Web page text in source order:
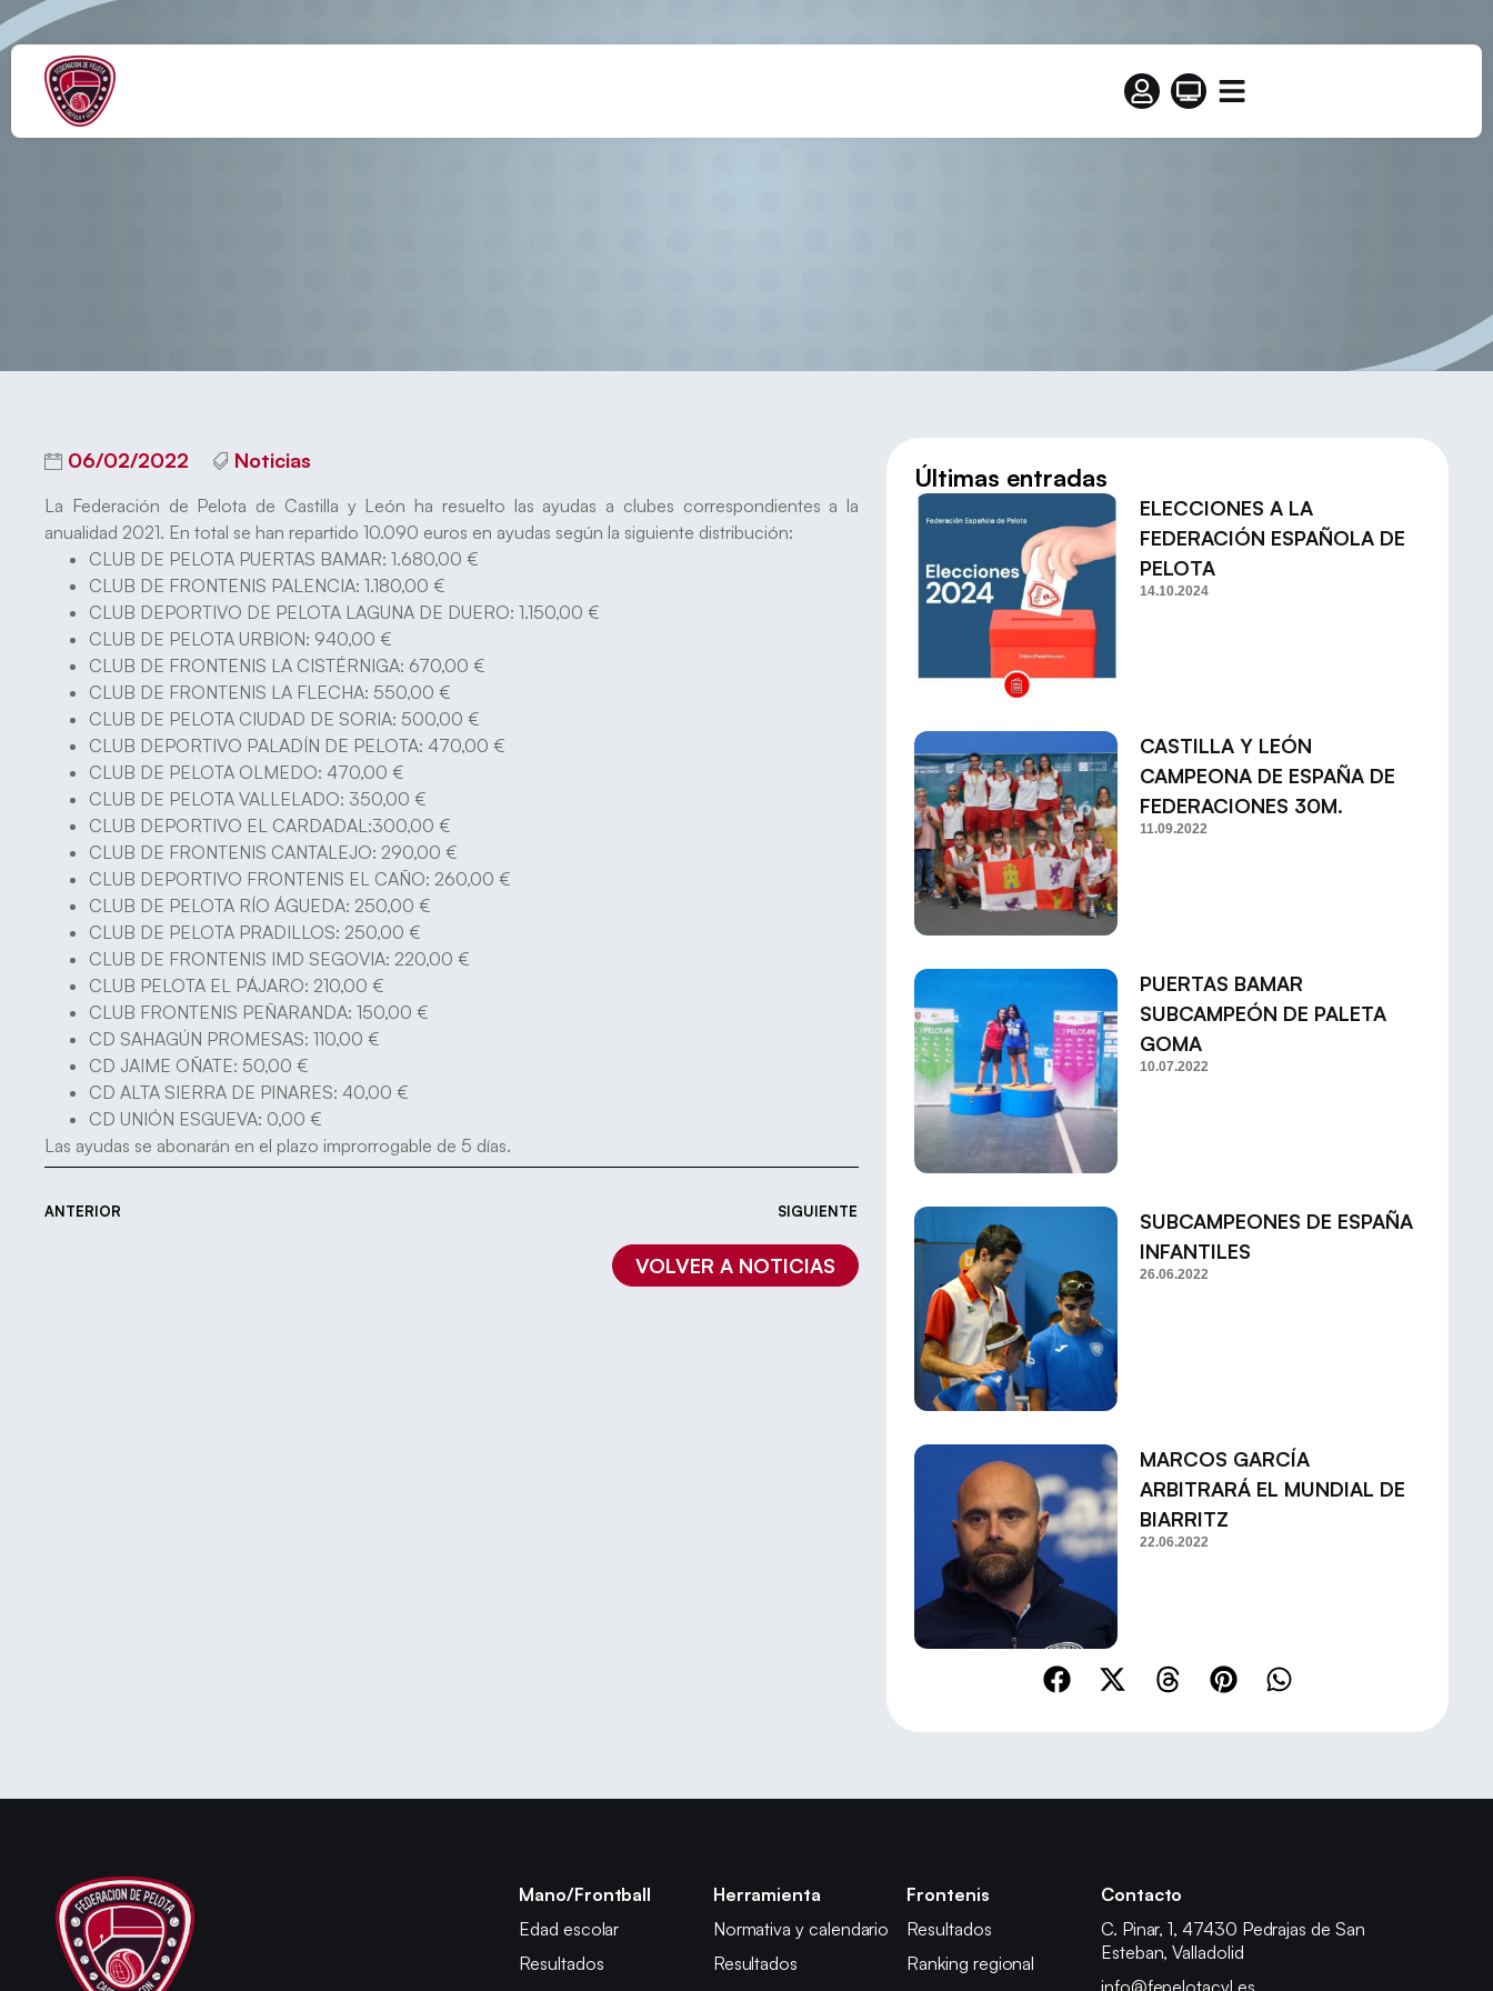
06/02/2022 Noticias
La Federación de Pelota de Castilla y León ha resuelto las ayudas a clubes correspondientes a la
anualidad 2021. En total se han repartido 10.090 euros en ayudas según la siguiente distribución:
CLUB DE PELOTA PUERTAS BAMAR: 1.680,00 €
CLUB DE FRONTENIS PALENCIA: 1.180,00 €
CLUB DEPORTIVO DE PELOTA LAGUNA DE DUERO: 1.150,00 €
CLUB DE PELOTA URBION: 940,00 €
CLUB DE FRONTENIS LA CISTÉRNIGA: 670,00 €
CLUB DE FRONTENIS LA FLECHA: 550,00 €
CLUB DE PELOTA CIUDAD DE SORIA: 500,00 €
CLUB DEPORTIVO PALADÍN DE PELOTA: 470,00 €
CLUB DE PELOTA OLMEDO: 470,00 €
CLUB DE PELOTA VALLELADO: 350,00 €
CLUB DEPORTIVO EL CARDADAL:300,00 €
CLUB DE FRONTENIS CANTALEJO: 290,00 €
CLUB DEPORTIVO FRONTENIS EL CAÑO: 260,00 €
CLUB DE PELOTA RÍO ÁGUEDA: 250,00 €
CLUB DE PELOTA PRADILLOS: 250,00 €
CLUB DE FRONTENIS IMD SEGOVIA: 220,00 €
CLUB PELOTA EL PÁJARO: 210,00 €
CLUB FRONTENIS PEÑARANDA: 150,00 €
CD SAHAGÚN PROMESAS: 110,00 €
CD JAIME OÑATE: 50,00 €
CD ALTA SIERRA DE PINARES: 40,00 €
CD UNIÓN ESGUEVA: 0,00 €
Las ayudas se abonarán en el plazo improrrogable de 5 días.
ANTERIOR SIGUIENTE
VOLVER A NOTICIAS
Últimas entradas
ELECCIONES A LA
FEDERACIÓN ESPAÑOLA DE
PELOTA
14.10.2024
CASTILLA Y LEÓN
CAMPEONA DE ESPAÑA DE
FEDERACIONES 30M.
11.09.2022
PUERTAS BAMAR
SUBCAMPEÓN DE PALETA
GOMA
10.07.2022
SUBCAMPEONES DE ESPAÑA
INFANTILES
26.06.2022
MARCOS GARCÍA
ARBITRARÁ EL MUNDIAL DE
BIARRITZ
22.06.2022
Mano/Frontball
Edad escolar
Resultados
Herramienta
Normativa y calendario
Resultados
Frontenis
Resultados
Ranking regional
Contacto
C. Pinar, 1, 47430 Pedrajas de San
Esteban, Valladolid